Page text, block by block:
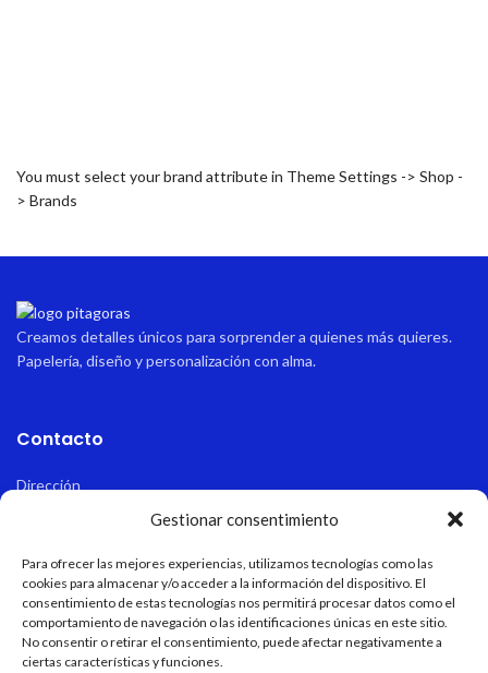
Gestionar consentimiento
Para ofrecer las mejores experiencias, utilizamos tecnologías como las
cookies para almacenar y/o acceder a la información del dispositivo. El
consentimiento de estas tecnologías nos permitirá procesar datos como el
comportamiento de navegación o las identificaciones únicas en este sitio.
No consentir o retirar el consentimiento, puede afectar negativamente a
ciertas características y funciones.
You must select your brand attribute in Theme Settings -> Shop -
> Brands
Creamos detalles únicos para sorprender a quienes más quieres.
Papelería, diseño y personalización con alma.
Contacto
Dirección
Avda sabinal 34, local 10 Roquetas de mar, Almería, España.
Email
pitagoraspapeleria@hotmail.com
Teléfono
+34 611 55 82 77